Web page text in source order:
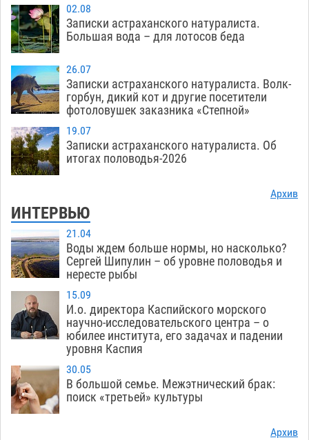
02.08
Записки астраханского натуралиста.
Большая вода – для лотосов беда
26.07
Записки астраханского натуралиста. Волк-
горбун, дикий кот и другие посетители
фотоловушек заказника «Степной»
19.07
Записки астраханского натуралиста. Об
итогах половодья-2026
Архив
ИНТЕРВЬЮ
21.04
Воды ждем больше нормы, но насколько?
Сергей Шипулин – об уровне половодья и
нересте рыбы
15.09
И.о. директора Каспийского морского
научно-исследовательского центра – о
юбилее института, его задачах и падении
уровня Каспия
30.05
В большой семье. Межэтнический брак:
поиск «третьей» культуры
Архив